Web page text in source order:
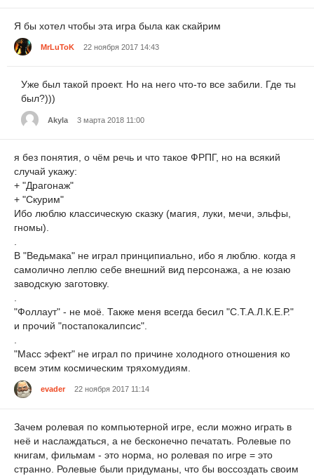
Я бы хотел чтобы эта игра была как скайрим
MrLuToK 22 ноября 2017 14:43
Уже был такой проект. Но на него что-то все забили. Где ты
был?)))
Akyla 3 марта 2018 11:00
я без понятия, о чём речь и что такое ФРПГ, но на всякий
случай укажу:
+ "Драгонаж"
+ "Скурим"
Ибо люблю классическую сказку (магия, луки, мечи, эльфы,
гномы).
.
В "Ведьмака" не играл принципиально, ибо я люблю. когда я
самолично леплю себе внешний вид персонажа, а не юзаю
заводскую заготовку.
.
"Фоллаут" - не моё. Также меня всегда бесил "С.Т.А.Л.К.Е.Р."
и прочий "постапокалипсис".
.
"Масс эфект" не играл по причине холодного отношения ко
всем этим космическим тряхомудиям.
evader 22 ноября 2017 11:14
Зачем ролевая по компьютерной игре, если можно играть в
неё и наслаждаться, а не бесконечно печатать. Ролевые по
книгам, фильмам - это норма, но ролевая по игре = это
странно. Ролевые были придуманы, что бы воссоздать своим